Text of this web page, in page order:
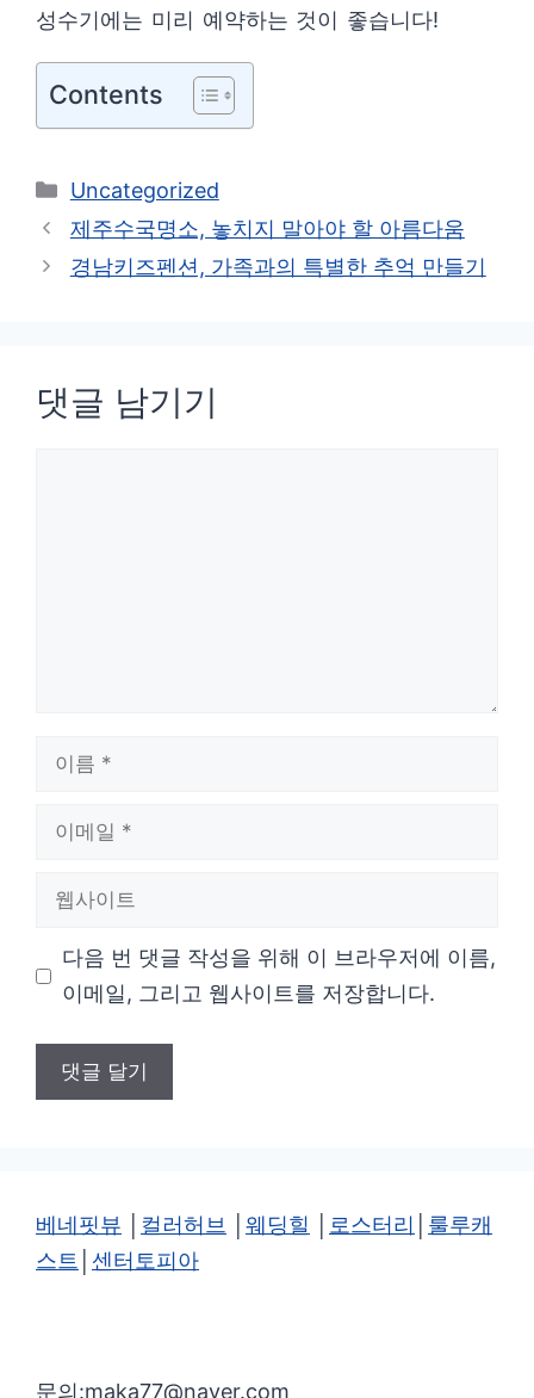
성수기에는 미리 예약하는 것이 좋습니다!
Contents
카
테
리
Uncategorized
제주수국명소, 놓치지 말아야 할 아름다움
경남키즈펜션, 가족과의 특별한 추억 만들기
댓글 남기기
다음 번 댓글 작성을 위해 이 브라우저에 이름,
이메일, 그리고 웹사이트를 저장합니다.
베네핏뷰 컬러허브 웨딩힐 로스터리
룰루캐
스트
센터토피아
문의:maka77@naver.com